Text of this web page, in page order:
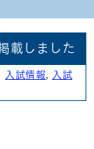
載しました
入試情報,
入試